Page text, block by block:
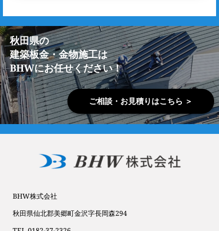
秋田県の
建築板金・金物施工は
BHWにお任せください！
ご相談・お見積りはこちら ＞
BHW株式会社
秋田県仙北郡美郷町金沢字長岡森294